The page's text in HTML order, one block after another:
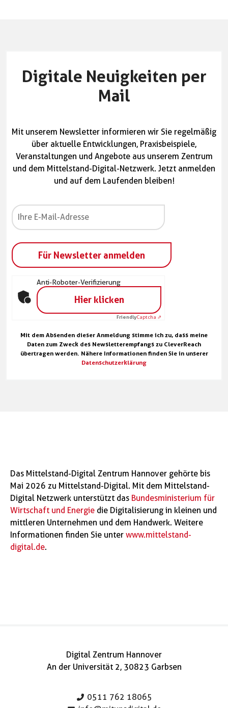
Digitale Neuigkeiten per
Mail​
Mit unserem Newsletter informieren wir Sie regelmäßig
über aktuelle Entwicklungen, Praxisbeispiele,
Veranstaltungen und Angebote aus unserem Zentrum
und dem Mittelstand-Digital-Netzwerk. Jetzt anmelden
und auf dem Laufenden bleiben!
Anti-Roboter-Verifizierung
Hier klicken
FriendlyCaptcha ⇗
Mit dem Absenden dieser Anmeldung stimme ich zu, dass meine
Daten zum Zweck des Newsletterempfangs zu CleverReach
übertragen werden. Nähere Informationen finden Sie in unserer
Datenschutzerklärung
Das Mittelstand-Digital Zentrum Hannover gehörte bis
Mai 2026 zu Mittelstand-Digital. Mit dem Mittelstand-
Digital Netzwerk unterstützt das Bundesministerium für
Wirtschaft und Energie die Digitalisierung in kleinen und
mittleren Unternehmen und dem Handwerk. Weitere
Informationen finden Sie unter www.mittelstand-
digital.de.
Digital Zentrum Hannover
An der Universität 2, 30823 Garbsen
0511 762 18065